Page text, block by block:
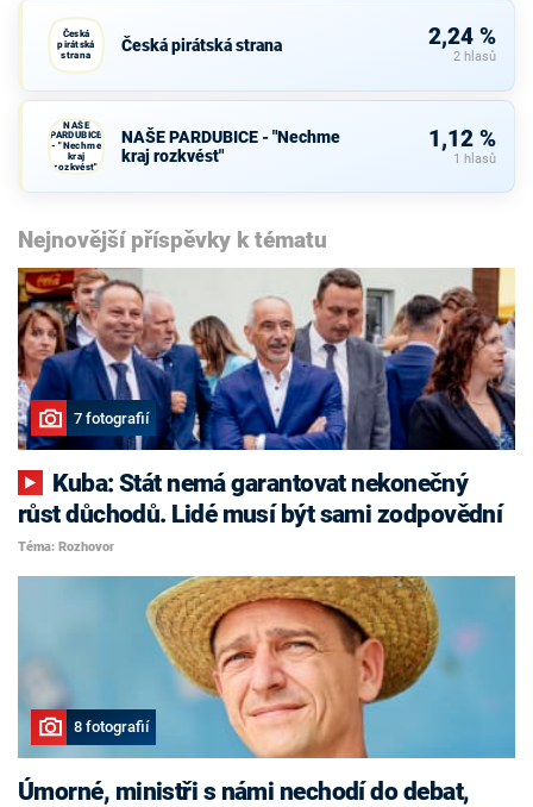
Česká
pirátská
strana
Česká pirátská strana 2,24 %
2 hlasů
NAŠE
PARDUBICE
- "Nechme
kraj
rozkvést"
NAŠE PARDUBICE - "Nechme
kraj rozkvést"
1,12 %
1 hlasů
Nejnovější příspěvky k tématu
7 fotografií
růst důchodů. Lidé musí být sami zodpovědní
Téma: Rozhovor
8 fotografií
Úmorné, ministři s námi nechodí do debat,